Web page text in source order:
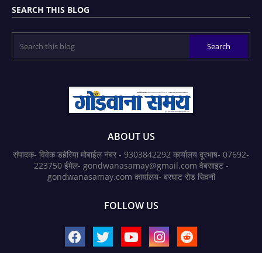
SEARCH THIS BLOG
ABOUT US
संपादक- विवेक डहेरिया मोबाईल नंबर - 9303842292 कार्यालय दूरभाष- 07692-
223750 ईमेल- gondwanasamay@gmail.com वेबसाइट -
gondwanasamay.com कार्यालय- बरघाट रोड सिवनी
FOLLOW US